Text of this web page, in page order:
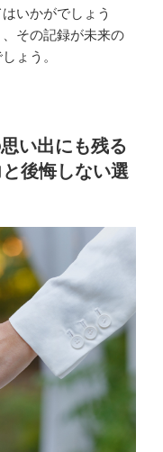
いかがでしょう
その記録が未来の
ょう。
い出にも残る
後悔しない選